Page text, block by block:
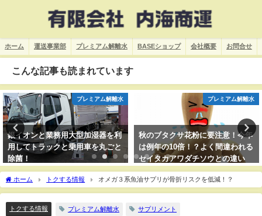
ホーム 運送事業部 プレミアム解離水 BASEショップ 会社概要 お問合せ
こんな記事も読まれています
プレミアム解離水
銀イオンと業務用大型加湿器を利
用してトラックと乗用車を丸ごと
除菌！
プレミアム解離水
秋のブタクサ花粉に要注意！今年
は例年の10倍！？よく間違われる
セイタカアワダチソウとの違い
は？
ホーム トクする情報 オメガ３系魚油サプリが骨折リスクを低減！？
トクする情報 プレミアム解離水 サプリメント